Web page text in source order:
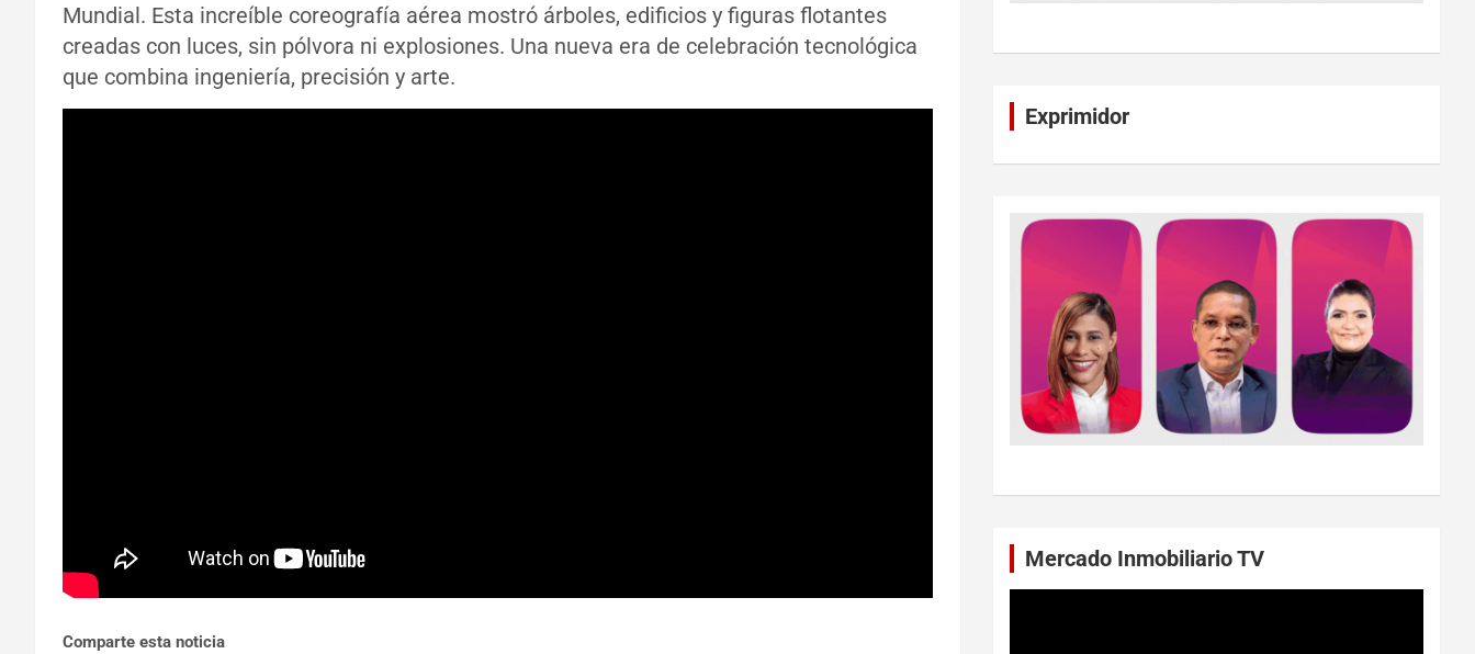
Mundial. Esta increíble coreografía aérea mostró árboles, edificios y figuras flotantes
creadas con luces, sin pólvora ni explosiones. Una nueva era de celebración tecnológica
que combina ingeniería, precisión y arte.
Comparte esta noticia
Exprimidor
Mercado Inmobiliario TV